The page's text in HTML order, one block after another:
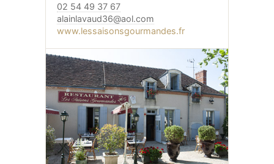
02 54 49 37 67
alainlavaud36@aol.com
www.lessaisonsgourmandes.fr